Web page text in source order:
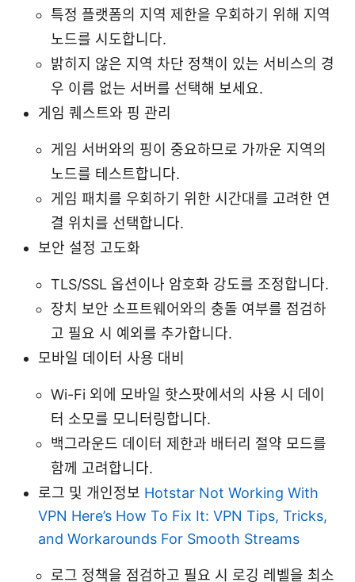
특정 플랫폼의 지역 제한을 우회하기 위해 지역
노드를 시도합니다.
밝히지 않은 지역 차단 정책이 있는 서비스의 경
우 이름 없는 서버를 선택해 보세요.
게임 퀘스트와 핑 관리
게임 서버와의 핑이 중요하므로 가까운 지역의
노드를 테스트합니다.
게임 패치를 우회하기 위한 시간대를 고려한 연
결 위치를 선택합니다.
보안 설정 고도화
TLS/SSL 옵션이나 암호화 강도를 조정합니다.
장치 보안 소프트웨어와의 충돌 여부를 점검하
고 필요 시 예외를 추가합니다.
모바일 데이터 사용 대비
Wi-Fi 외에 모바일 핫스팟에서의 사용 시 데이
터 소모를 모니터링합니다.
백그라운드 데이터 제한과 배터리 절약 모드를
함께 고려합니다.
로그 및 개인정보 Hotstar Not Working With
VPN Here’s How To Fix It: VPN Tips, Tricks,
and Workarounds For Smooth Streams
로그 정책을 점검하고 필요 시 로깅 레벨을 최소